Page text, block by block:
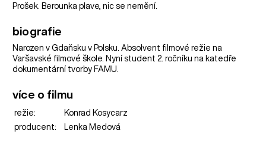
Prošek. Berounka plave, nic se nemění.
biografie
Narozen v Gdaňsku v Polsku. Absolvent filmové režie na
Varšavské filmové škole. Nyní student 2. ročníku na katedře
dokumentární tvorby FAMU.
více o filmu
režie:
Konrad Kosycarz
producent:
Lenka Medová